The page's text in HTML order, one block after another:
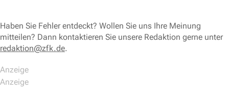
Haben Sie Fehler entdeckt? Wollen Sie uns Ihre Meinung
mitteilen? Dann kontaktieren Sie unsere Redaktion gerne unter
redaktion@zfk.de.